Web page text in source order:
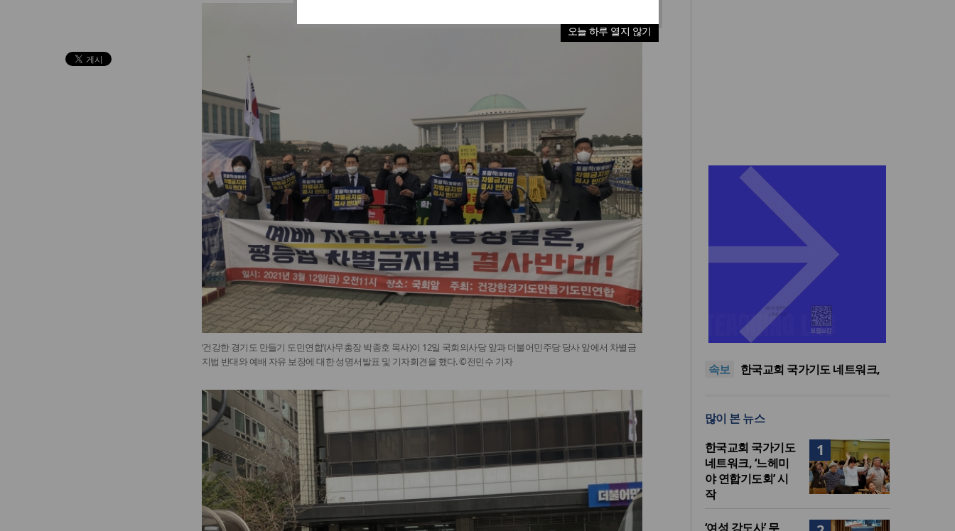
오늘 하루 열지 않기
‘건강한 경기도 만들기 도민연합’(사무총장 박종호 목사)이 12일 국회의사당 앞과 더불어민주당 당사 앞에서 차별금
지법 반대와 예배 자유 보장에 대한 성명서발표 및 기자회견을 했다. ©전민수 기자
속보
한기연 “전쟁을 부르는 정책을
중단하라”
정신건강 치료 인프라 부족…
중증 입원·재활 확충 과제
선교의 현장
한국교회 국가기도 네트워크,
중단하라”
정신건강 치료 인프라 부족…
정신질환 평생유병률 27.8%,
중증 입원·재활 확충 과제
많이 본 뉴스
1
한국교회 국가기도
네트워크, ‘느헤미
야 연합기도회’ 시
작
‘여성 강도사’ 무